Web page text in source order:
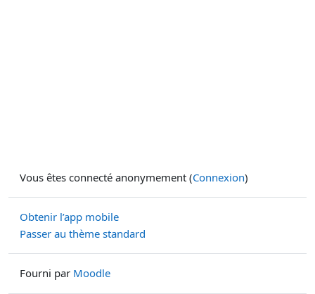
Vous êtes connecté anonymement (Connexion)
Obtenir l’app mobile
Passer au thème standard
Fourni par Moodle